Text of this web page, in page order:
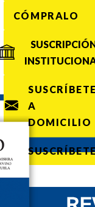
CÓMPRALO
A
DOMICILIO